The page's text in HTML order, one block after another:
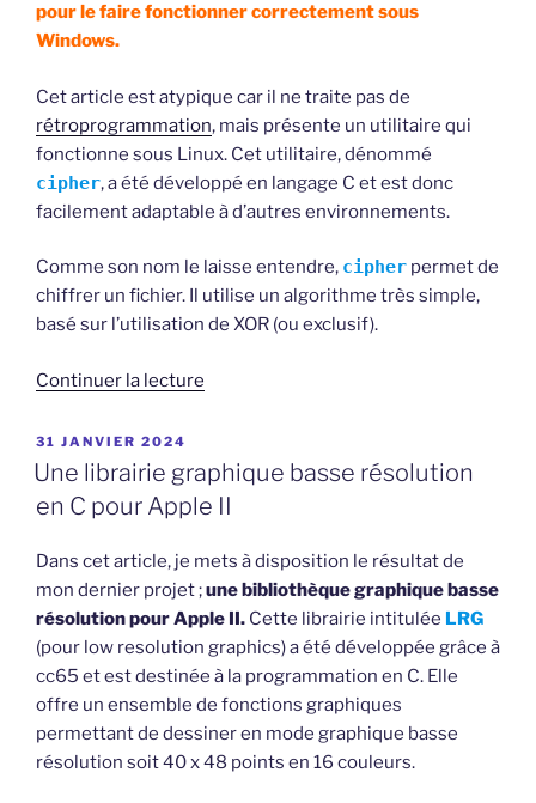
pour le faire fonctionner correctement sous
Windows.
Cet article est atypique car il ne traite pas de
rétroprogrammation, mais présente un utilitaire qui
fonctionne sous Linux. Cet utilitaire, dénommé
cipher, a été développé en langage C et est donc
facilement adaptable à d’autres environnements.
Comme son nom le laisse entendre, cipher permet de
chiffrer un fichier. Il utilise un algorithme très simple,
basé sur l’utilisation de XOR (ou exclusif).
Continuer la lecture
fichiers
avec
XOR »
PUBLIÉ
LE
31 JANVIER 2024
Une librairie graphique basse résolution
en C pour Apple II
Dans cet article, je mets à disposition le résultat de
mon dernier projet ;une bibliothèque graphique basse
résolution pour Apple II. Cette librairie intitulée LRG
(pour low resolution graphics) a été développée grâce à
cc65 et est destinée à la programmation en C. Elle
offre un ensemble de fonctions graphiques
permettant de dessiner en mode graphique basse
résolution soit 40 x 48 points en 16 couleurs.